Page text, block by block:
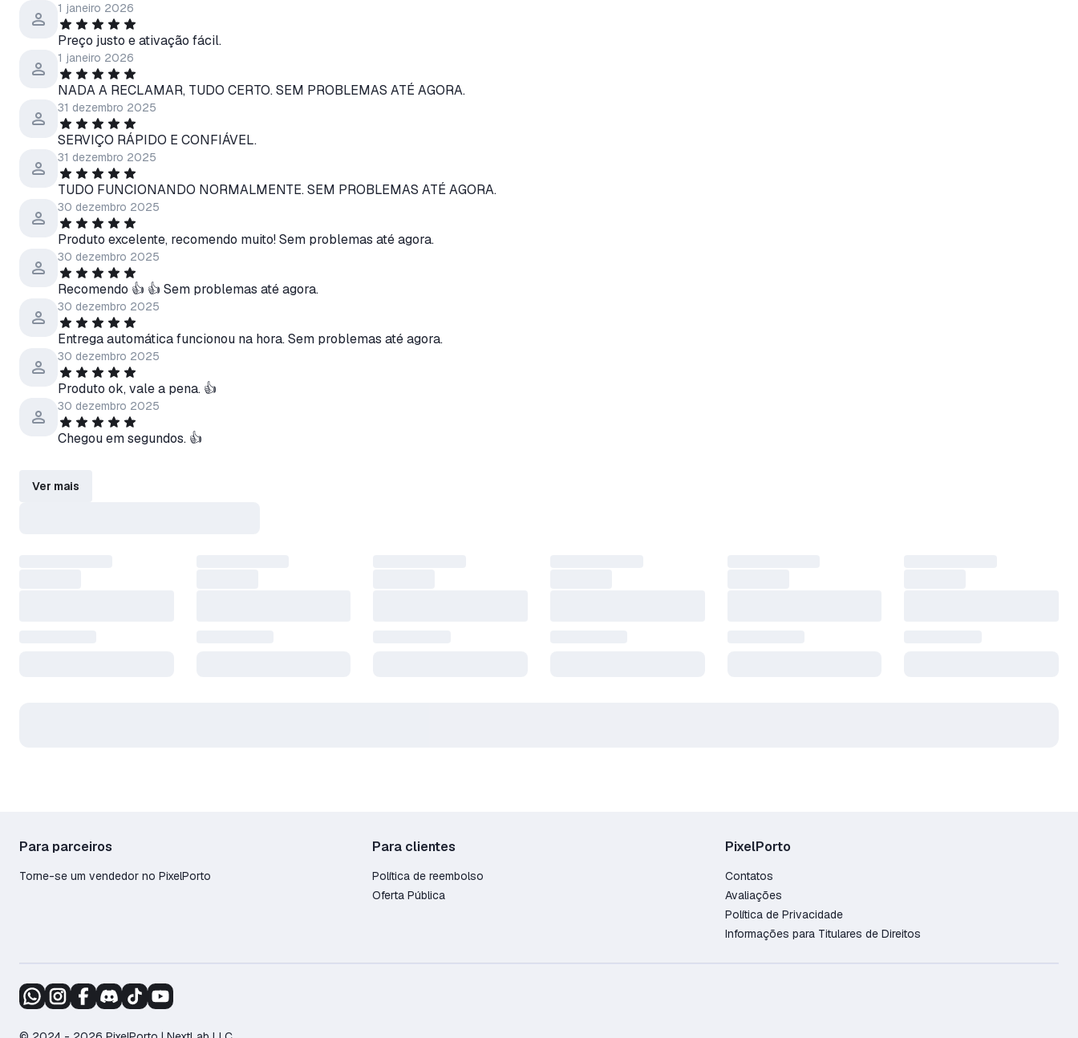
1 janeiro 2026
Preço justo e ativação fácil.
1 janeiro 2026
NADA A RECLAMAR, TUDO CERTO. SEM PROBLEMAS ATÉ AGORA.
31 dezembro 2025
SERVIÇO RÁPIDO E CONFIÁVEL.
31 dezembro 2025
TUDO FUNCIONANDO NORMALMENTE. SEM PROBLEMAS ATÉ AGORA.
30 dezembro 2025
Produto excelente, recomendo muito! Sem problemas até agora.
30 dezembro 2025
Recomendo 👍 👍 Sem problemas até agora.
30 dezembro 2025
Entrega automática funcionou na hora. Sem problemas até agora.
30 dezembro 2025
Produto ok, vale a pena. 👍
30 dezembro 2025
Chegou em segundos. 👍
Ver mais
Para parceiros
Torne-se um vendedor no PixelPorto
Para clientes
Política de reembolso
Oferta Pública
PixelPorto
Contatos
Avaliações
Política de Privacidade
Informações para Titulares de Direitos